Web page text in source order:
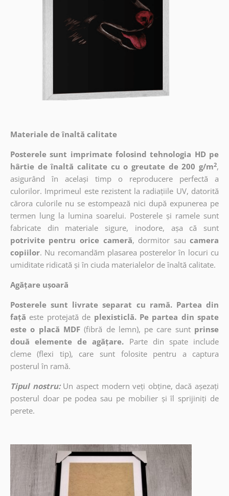
Materiale de înaltă calitate
Posterele sunt imprimate folosind tehnologia HD pe
hârtie de înaltă calitate cu o greutate de 200 g/m2,
asigurând în același timp o reproducere perfectă a
culorilor. Imprimeul este rezistent la radiațiile UV, datorită
cărora culorile nu se estompează nici după expunerea pe
termen lung la lumina soarelui. Posterele și ramele sunt
fabricate din materiale sigure, inodore, așa că sunt
potrivite pentru orice cameră, dormitor sau camera
copiilor. Nu recomandăm plasarea posterelor în locuri cu
umiditate ridicată și în ciuda materialelor de înaltă calitate.
Agățare ușoară
Posterele sunt livrate separat cu ramă. Partea din
față este protejată de plexisticlă. Pe partea din spate
este o placă MDF (fibră de lemn), pe care sunt prinse
două elemente de agățare. Parte din spate include
cleme (flexi tip), care sunt folosite pentru a captura
posterul în ramă.
Tipul nostru: Un aspect modern veți obține, dacă așezați
posterul doar pe podea sau pe mobilier și îl sprijiniți de
perete.